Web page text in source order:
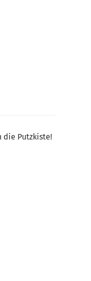
die Putzkiste!